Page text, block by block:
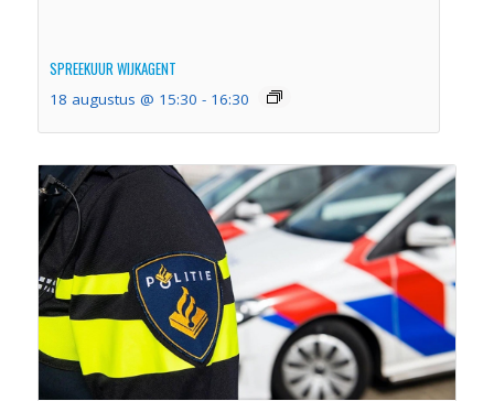
SPREEKUUR WIJKAGENT
18 augustus @ 15:30 - 16:30